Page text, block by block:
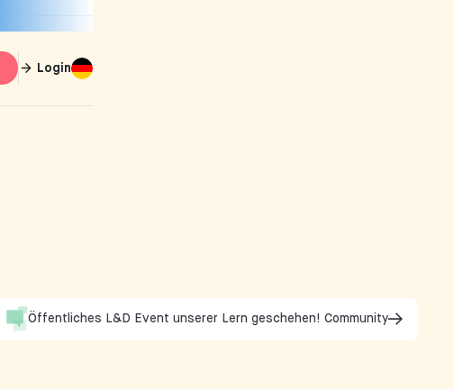
Login
Öffentliches L&D Event unserer Lern geschehen! Community